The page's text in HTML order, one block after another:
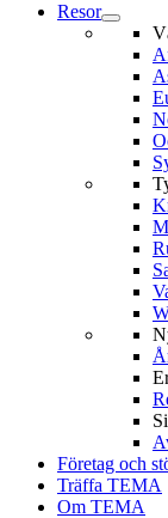
Resor
Företag och
Träffa TEMA
Om TEMA